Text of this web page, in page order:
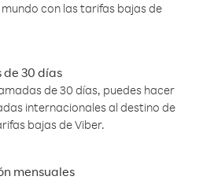
con las tarifas bajas de
30 días
de 30 días, puedes hacer
internacionales al destino de
bajas de Viber.
mensuales